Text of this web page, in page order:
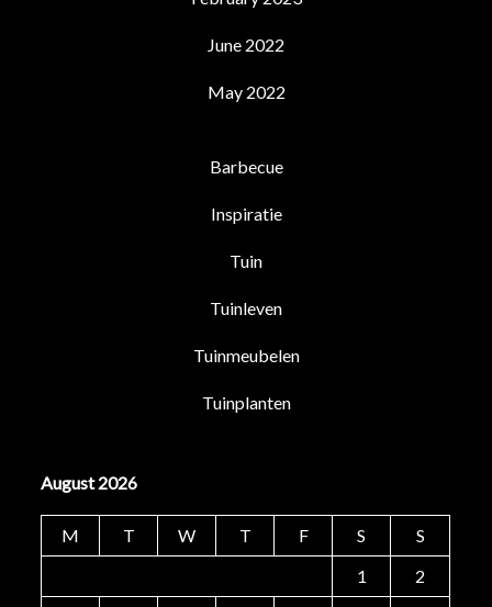
June 2022
May 2022
Barbecue
Inspiratie
Tuin
Tuinleven
Tuinmeubelen
Tuinplanten
August 2026
M T W T F S
S
1
2